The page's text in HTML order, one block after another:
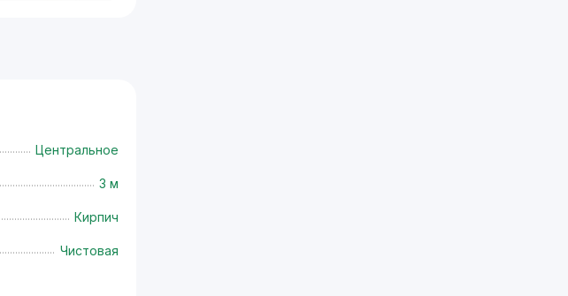
Центральное
3 м
Кирпич
Чистовая